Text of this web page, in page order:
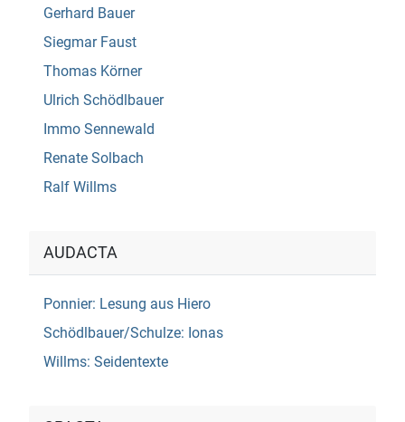
Gerhard Bauer
Siegmar Faust
Thomas Körner
Ulrich Schödlbauer
Immo Sennewald
Renate Solbach
Ralf Willms
AUDACTA
Ponnier: Lesung aus Hiero
Schödlbauer/Schulze: Ionas
Willms: Seidentexte